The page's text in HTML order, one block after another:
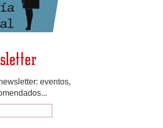
eventos,